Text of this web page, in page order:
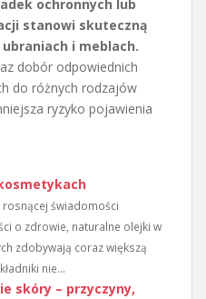
ochronnych lub
stanowi skuteczną
i meblach.
dobór odpowiednich
do różnych rodzajów
ryzyko pojawienia
świadomości
o zdrowie, naturalne olejki w
zdobywają coraz większą
nie...
skóry – przyczyny,